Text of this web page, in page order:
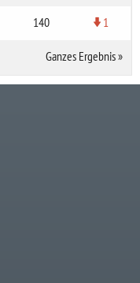
140 1
Ganzes Ergebnis»